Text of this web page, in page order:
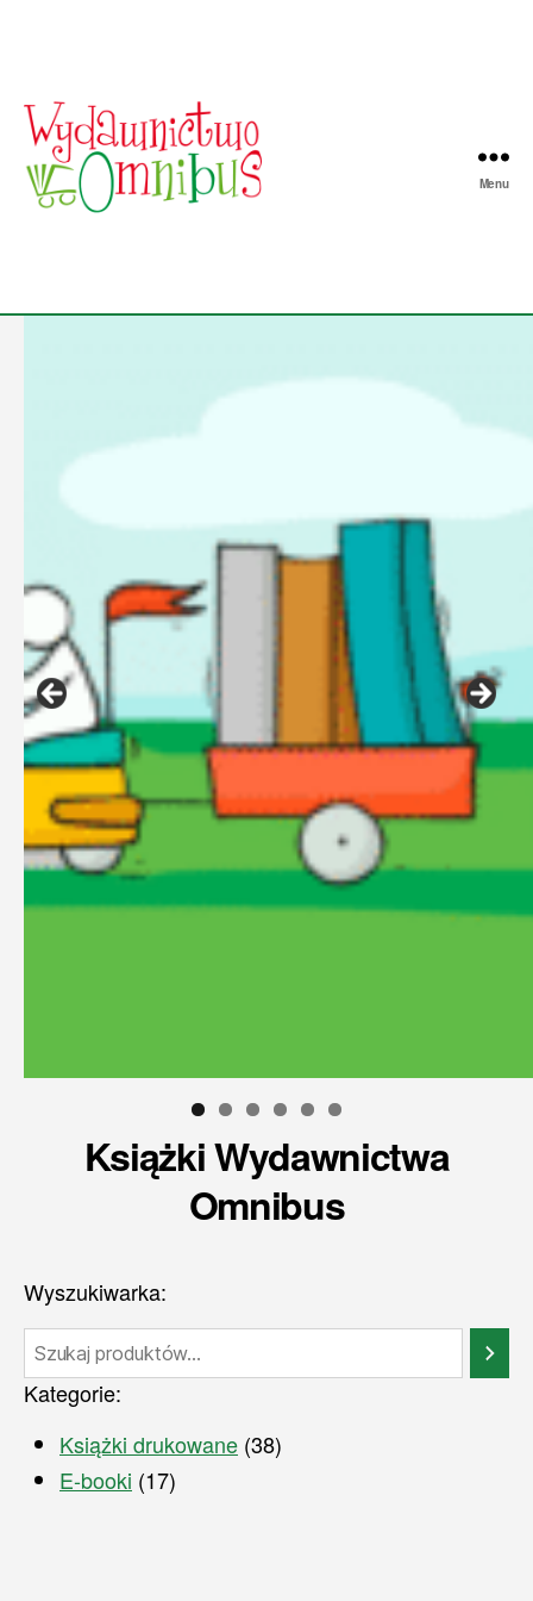
Omnibus
Menu
Książki Wydawnictwa
Omnibus
Wyszukiwarka:
Szukaj
Kategorie:
Książki drukowane 3838
E-booki 1717